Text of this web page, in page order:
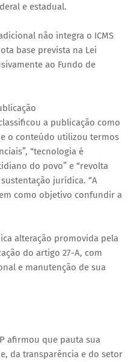
e estadual.
não integra o ICMS
base prevista na Lei
ao Fundo de
a publicação como
o conteúdo utilizou termos
“tecnologia é
do povo” e “revolta
jurídica. “A
como objetivo confundir a
alteração promovida pela
do artigo 27-A, com
e manutenção de sua
afirmou que pauta sua
da transparência e do setor